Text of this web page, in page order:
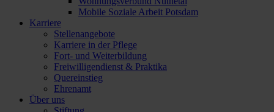
Mobile Soziale Arbeit Potsdam
Karriere
Stellenangebote
Karriere in der Pflege
Fort- und Weiterbildung
Freiwilligendienst & Praktika
Quereinstieg
Ehrenamt
Über uns